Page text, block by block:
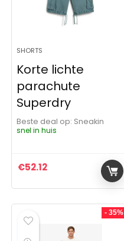
SHORTS
Korte lichte
parachute
Superdry
Beste deal op:
Sneakin
snel in huis
€52.12
- 35%